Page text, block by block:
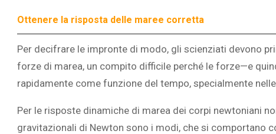
Ottenere la risposta delle maree corretta
Per decifrare le impronte di modo, gli scienziati devono
forze di marea, un compito difficile perché le forze—e
rapidamente come funzione del tempo, specialmente
Per le risposte dinamiche di marea dei corpi newtoniani
gravitazionali di Newton sono i modi, che si comportano